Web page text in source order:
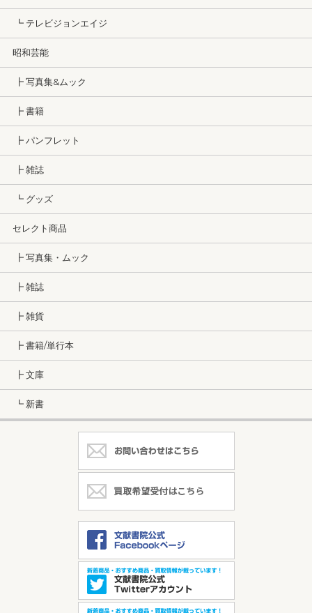
┗ テレビジョンエイジ
昭和芸能
┣ 写真集&ムック
┣ 書籍
┣ パンフレット
┣ 雑誌
┗ グッズ
セレクト商品
┣ 写真集・ムック
┣ 雑誌
┣ 雑貨
┣ 書籍/単行本
┣ 文庫
┗ 新書